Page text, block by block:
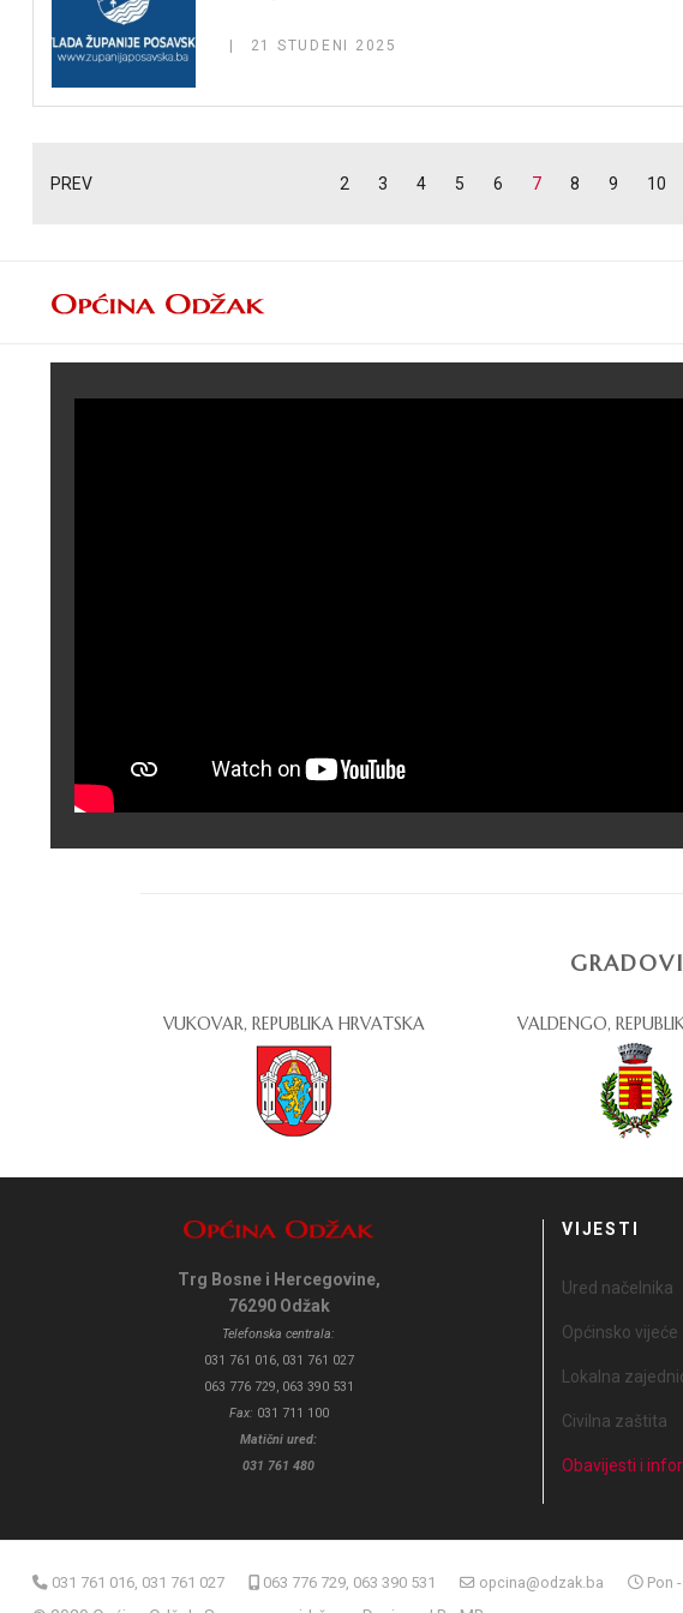
21 STUDENI 2025
PREV 2 3 4 5 6 7 8 9 10
VUKOVAR, REPUBLIKA HRVATSKA VALDENGO,
Trg Bosne i Hercegovine,
76290 Odžak
Telefonska centrala:
031 761 016, 031 761 027
063 776 729, 063 390 531
Fax: 031 711 100
Matični ured:
031 761 480
VIJESTI
Ured načelnika
Općinsko vijeće
Lokalna
Civilna zaštita
Obavijesti i
031 761 016, 031 761 027 063 776 729, 063 390 531 opcina@odzak.ba Pon